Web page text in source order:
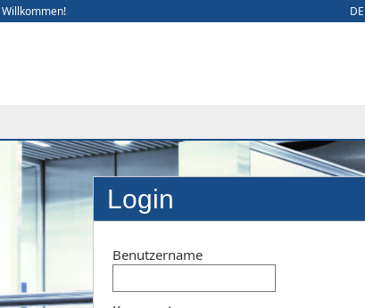
Willkommen! DE
Login
Benutzername